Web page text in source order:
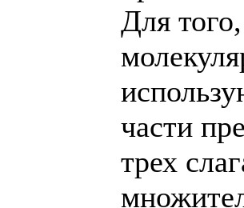
Для
части
трех